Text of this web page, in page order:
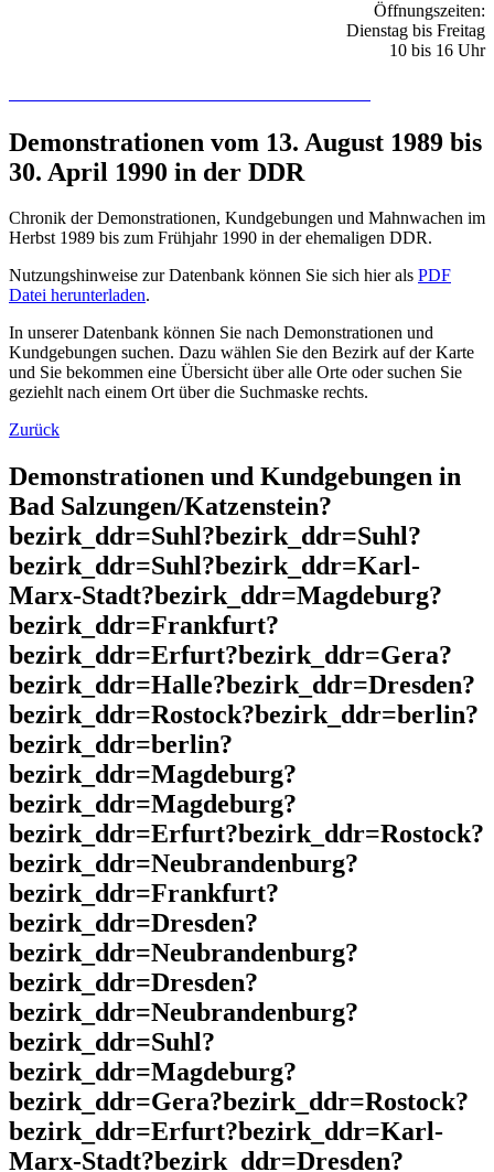
Öffnungszeiten:
Dienstag bis Freitag
10 bis 16 Uhr
Demonstrationen vom 13. August 1989 bis
30. April 1990 in der DDR
Chronik der Demonstrationen, Kundgebungen und Mahnwachen im
Herbst 1989 bis zum Frühjahr 1990 in der ehemaligen DDR.
Nutzungshinweise zur Datenbank können Sie sich hier als PDF
Datei herunterladen.
In unserer Datenbank können Sie nach Demonstrationen und
Kundgebungen suchen. Dazu wählen Sie den Bezirk auf der Karte
und Sie bekommen eine Übersicht über alle Orte oder suchen Sie
geziehlt nach einem Ort über die Suchmaske rechts.
Zurück
Demonstrationen und Kundgebungen in
Bad Salzungen/Katzenstein?
bezirk_ddr=Suhl?bezirk_ddr=Suhl?
bezirk_ddr=Suhl?bezirk_ddr=Karl-
Marx-Stadt?bezirk_ddr=Magdeburg?
bezirk_ddr=Frankfurt?
bezirk_ddr=Erfurt?bezirk_ddr=Gera?
bezirk_ddr=Halle?bezirk_ddr=Dresden?
bezirk_ddr=Rostock?bezirk_ddr=berlin?
bezirk_ddr=berlin?
bezirk_ddr=Magdeburg?
bezirk_ddr=Magdeburg?
bezirk_ddr=Erfurt?bezirk_ddr=Rostock?
bezirk_ddr=Neubrandenburg?
bezirk_ddr=Frankfurt?
bezirk_ddr=Dresden?
bezirk_ddr=Neubrandenburg?
bezirk_ddr=Dresden?
bezirk_ddr=Neubrandenburg?
bezirk_ddr=Suhl?
bezirk_ddr=Magdeburg?
bezirk_ddr=Gera?bezirk_ddr=Rostock?
bezirk_ddr=Erfurt?bezirk_ddr=Karl-
Marx-Stadt?bezirk_ddr=Dresden?